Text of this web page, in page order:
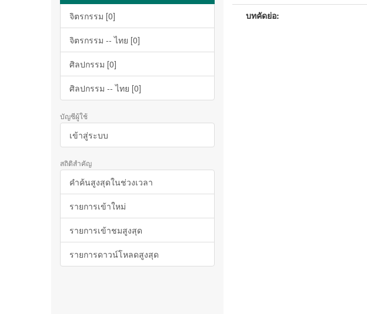
จิตรกรรม [0]
จิตรกรรม -- ไทย [0]
ศิลปกรรม [0]
ศิลปกรรม -- ไทย [0]
บัญชีผู้ใช้
เข้าสู่ระบบ
สถิติสำคัญ
คำค้นสูงสุดในช่วงเวลา
รายการเข้าใหม่
รายการเข้าชมสูงสุด
รายการดาวน์โหลดสูงสุด
บทคัดย่อ: